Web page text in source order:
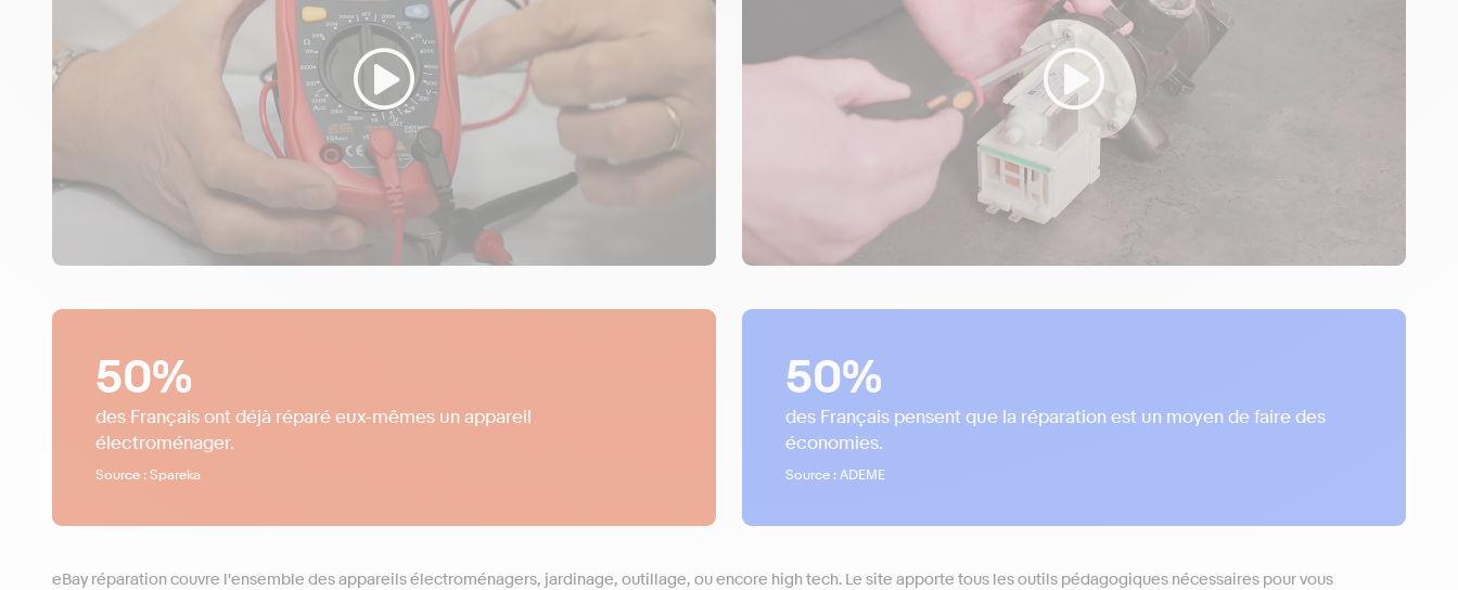
50%
des Français ont déjà réparé eux-mêmes un appareil
électroménager.
Source : Spareka
50%
des Français pensent que la réparation est un moyen de faire des
économies.
Source : ADEME
eBay réparation couvre l'ensemble des appareils électroménagers, jardinage, outillage, ou encore high tech. Le site apporte tous les outils pédagogiques nécessaires pour vous